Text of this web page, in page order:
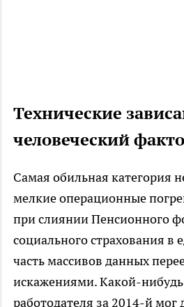
Технические
человеческий
Самая обильная категория
мелкие операционные
при слиянии Пенсионного
социального страхования
часть массивов данных
искажениями. Какой-нибудь
работодателя за 2014-й мог